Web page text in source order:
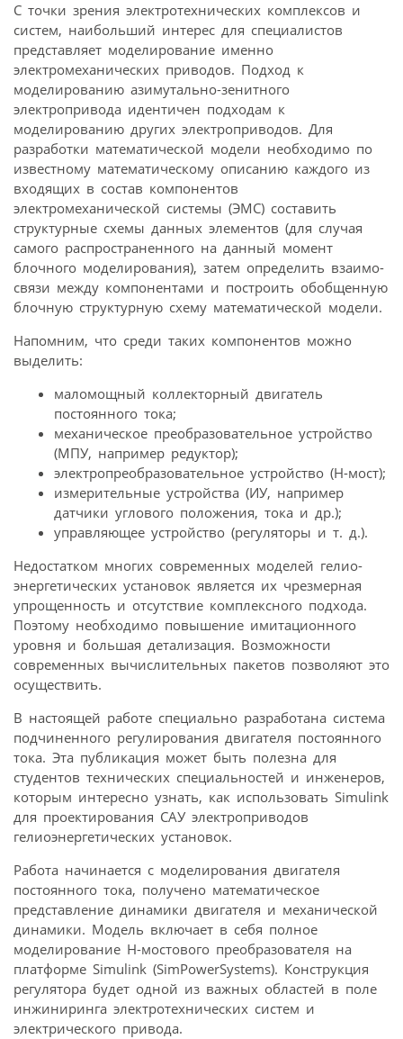
С точки зрения электротехнических комплексов и
систем, наибольший интерес для специалистов
представляет моделирование именно
электромеханических приводов. Подход к
моделированию азимутально-зенитного
электропривода идентичен подходам к
моделированию других электроприводов. Для
разработки математической модели необходимо по
известному математическому описанию каждого из
входящих в состав компонентов
электромеханической системы (ЭМС) составить
структурные схемы данных элементов (для случая
самого распространенного на данный момент
блочного моделирования), затем определить взаимо­
связи между компонентами и построить обобщенную
блочную структурную схему математической модели.
Напомним, что среди таких компонентов можно
выделить:
маломощный коллекторный двигатель
постоянного тока;
механическое преобразовательное устройство
(МПУ, например редуктор);
электропреобразовательное устройство (H-мост);
измерительные устройства (ИУ, например
датчики углового положения, тока и др.);
управляющее устройство (регуляторы и т. д.).
Недостатком многих современных моделей гелио­
энергетических установок является их чрезмерная
упрощенность и отсутствие комплексного подхода.
Поэтому необходимо повышение имитационного
уровня и большая детализация. Возможности
современных вычислительных пакетов позволяют это
осуществить.
В настоящей работе специально разработана система
подчиненного регулирования двигателя постоянного
тока. Эта публикация может быть полезна для
студентов технических специальностей и инженеров,
которым интересно узнать, как использовать Simulink
для проектирования САУ электроприводов
гелиоэнергетических установок.
Работа начинается с моделирования двигателя
постоянного тока, получено математическое
представление динамики двигателя и механической
динамики. Модель включает в себя полное
моделирование H-мостового преобразователя на
платформе Simulink (SimPowerSystems). Конструкция
регулятора будет одной из важных областей в поле
инжиниринга электротехнических систем и
электрического привода.